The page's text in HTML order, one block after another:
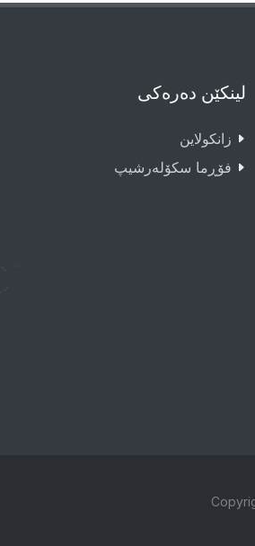
لینکێن دەرەکی
زانکولاین
فۆڕما سکۆلەرشیپ